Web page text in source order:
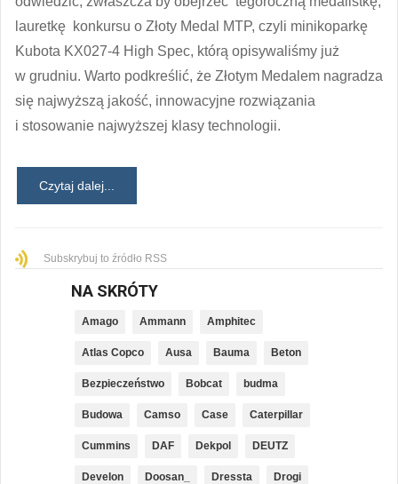
lauretkę konkursu o Złoty Medal MTP, czyli minikoparkę
Kubota KX027-4 High Spec, którą opisywaliśmy już
w grudniu. Warto podkreślić, że Złotym Medalem nagradza
się najwyższą jakość, innowacyjne rozwiązania
i stosowanie najwyższej klasy technologii.
Czytaj dalej...
Subskrybuj to źródło RSS
NA SKRÓTY
Amago Ammann Amphitec
Atlas Copco Ausa Bauma Beton
Bezpieczeństwo Bobcat budma
Budowa Camso Case Caterpillar
Cummins DAF Dekpol DEUTZ
Develon Doosan_ Dressta Drogi